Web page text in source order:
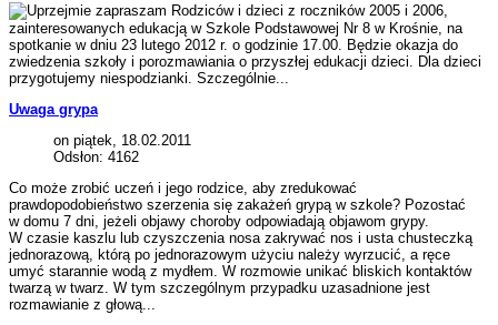
Rodziców i dzieci z roczników 2005 i 2006,
zainteresowanych edukacją w Szkole Podstawowej Nr 8 w Krośnie, na
spotkanie w dniu 23 lutego 2012 r. o godzinie 17.00. Będzie okazja do
zwiedzenia szkoły i porozmawiania o przyszłej edukacji dzieci. Dla dzieci
przygotujemy niespodzianki. Szczególnie...
Uwaga grypa
on piątek, 18.02.2011
Odsłon: 4162
Co może zrobić uczeń i jego rodzice, aby zredukować
prawdopodobieństwo szerzenia się zakażeń grypą w szkole? Pozostać
w domu 7 dni, jeżeli objawy choroby odpowiadają objawom grypy.
W czasie kaszlu lub czyszczenia nosa zakrywać nos i usta chusteczką
jednorazową, którą po jednorazowym użyciu należy wyrzucić, a ręce
umyć starannie wodą z mydłem. W rozmowie unikać bliskich kontaktów
twarzą w twarz. W tym szczególnym przypadku uzasadnione jest
rozmawianie z głową...